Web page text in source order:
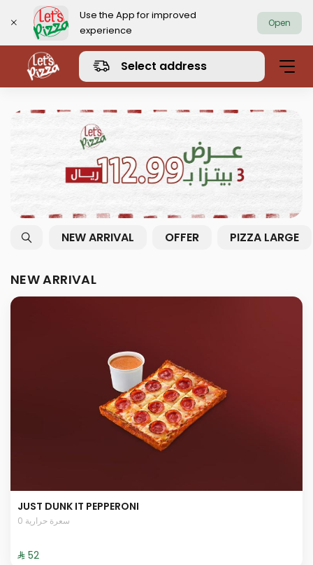
https://www.letspizza.sa/admin/promotion
Use the App for improved
experience
Open
Select address
NEW ARRIVAL OFFER PIZZA LARGE
NEW ARRIVAL
JUST DUNK IT PEPPERONI
0 سعرة حرارية
⁨⁦‪‬ 52⁩